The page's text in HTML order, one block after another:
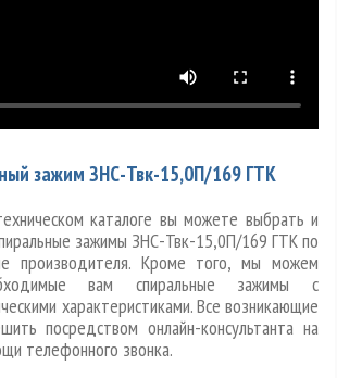
зажим ЗНС-Твк-15,0П/169 ГТК
каталоге вы можете выбрать и
зажимы ЗНС-Твк-15,0П/169 ГТК по
производителя. Кроме того, мы можем
вам спиральные зажимы с
характеристиками. Все возникающие
посредством онлайн-консультанта на
телефонного звонка.